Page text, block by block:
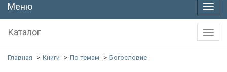
Меню
Меню
Каталог
Главная Книги По темам Богословие